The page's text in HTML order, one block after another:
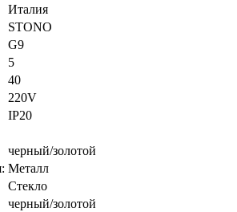
Италия
STONO
G9
5
40
220V
IP20
черный/золотой
Металл
Стекло
черный/золотой